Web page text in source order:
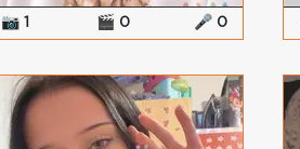
📷 1 🎬 0 🎤 0